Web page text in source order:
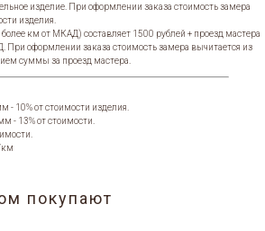
изделие. При оформлении заказа стоимость замера
изделия.
км от МКАД) составляет 1500 рублей + проезд мастера
оформлении заказа стоимость замера вычитается из
суммы за проезд мастера.
10% от стоимости изделия.
- 13% от стоимости.
км
покупают